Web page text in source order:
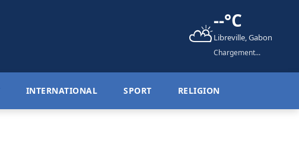
⛅--°C
Libreville, Gabon
Chargement...
INTERNATIONAL SPORT RELIGION